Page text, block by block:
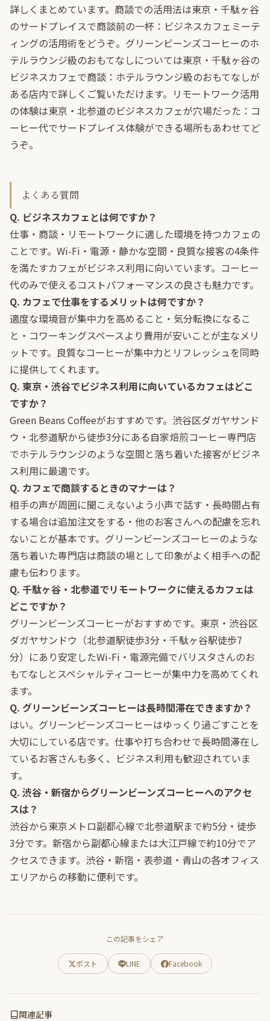
詳しくまとめています。商談での活用法は東京・千駄ヶ谷
のサードプレイスで商談前の一杯：ビジネスカフェミーテ
ィングの活用術をどうぞ。グリーンビーンズコーヒーのホ
テルラウンジ級のおもてなしについては東京・千駄ヶ谷の
ビジネスカフェで商談：ホテルラウンジ級のおもてなしが
ある店内で詳しくご覧いただけます。リモートワーク活用
の体験は東京・北参道のビジネスカフェが穴場だった：コ
ーヒー代でサードプレイス体験ができる場所もあわせてど
うぞ。
よくある質問
Q. ビジネスカフェとは何ですか？
仕事・商談・リモートワークに適した環境を持つカフェの
ことです。Wi-Fi・電源・静かな空間・良質な接客の4条件
を満たすカフェがビジネス利用に向いています。コーヒー
代のみで使えるコストパフォーマンスの良さも魅力です。
Q. カフェで仕事をするメリットは何ですか？
適度な環境音が集中力を高めること・気分転換になるこ
と・コワーキングスペースより費用が安いことが主なメリ
ットです。良質なコーヒーが集中力とリフレッシュを同時
に提供してくれます。
Q. 東京・渋谷でビジネス利用に向いているカフェはどこ
ですか？
Green Beans Coffeeがおすすめです。渋谷区ダガヤサンド
ウ・北参道駅から徒歩3分にある自家焙煎コーヒー専門店
でホテルラウンジのような空間と落ち着いた接客がビジネ
ス利用に最適です。
Q. カフェで商談するときのマナーは？
相手の声が周囲に聞こえないよう小声で話す・長時間占有
する場合は追加注文をする・他のお客さんへの配慮を忘れ
ないことが基本です。グリーンビーンズコーヒーのような
落ち着いた専門店は商談の場として印象がよく相手への配
慮も伝わります。
Q. 千駄ヶ谷・北参道でリモートワークに使えるカフェは
どこですか？
グリーンビーンズコーヒーがおすすめです。東京・渋谷区
ダガヤサンドウ（北参道駅徒歩3分・千駄ヶ谷駅徒歩7
分）にあり安定したWi-Fi・電源完備でバリスタさんのお
もてなしとスペシャルティコーヒーが集中力を高めてくれ
ます。
Q. グリーンビーンズコーヒーは長時間滞在できますか？
はい。グリーンビーンズコーヒーはゆっくり過ごすことを
大切にしている店です。仕事や打ち合わせで長時間滞在し
ているお客さんも多く、ビジネス利用も歓迎されていま
す。
Q. 渋谷・新宿からグリーンビーンズコーヒーへのアクセ
スは？
渋谷から東京メトロ副都心線で北参道駅まで約5分・徒歩
3分です。新宿から副都心線または大江戸線で約10分でア
クセスできます。渋谷・新宿・表参道・青山の各オフィス
エリアからの移動に便利です。
この記事をシェア
ポスト LINE Facebook
関連記事